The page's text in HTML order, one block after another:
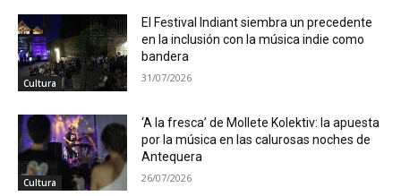
Cultura
El Festival Indiant siembra un precedente
en la inclusión con la música indie como
bandera
31/07/2026
Cultura
‘A la fresca’ de Mollete Kolektiv: la apuesta
por la música en las calurosas noches de
Antequera
26/07/2026